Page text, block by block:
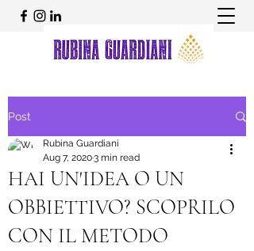
Post
HAI UN'IDEA O UN
OBBIETTIVO? SCOPRILO
CON IL METODO
Rubina Guardiani
Aug 7, 20203 min read